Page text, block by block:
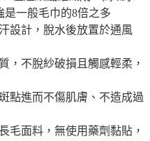
一般毛巾的8倍之多
設計，脫水後放置於通風
，不脫紗破損且觸感輕柔，
點進而不傷肌膚、不造成過
毛面料，無使用藥劑黏貼，